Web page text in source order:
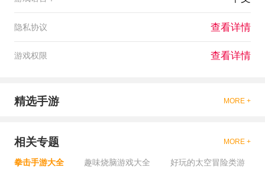
隐私协议 查看详情
游戏权限 查看详情
精选手游 MORE +
相关专题 MORE +
拳击手游大全 趣味烧脑游戏大全 好玩的太空冒险类游